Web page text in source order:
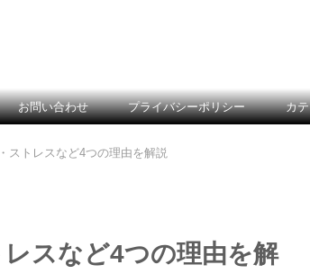
お問い合わせ プライバシーポリシー カ
ストレスなど4つの理由を解説
スなど4つの理由を解